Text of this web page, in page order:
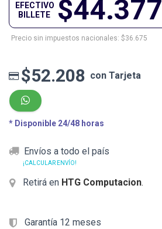
$44.377
EFECTIVO
BILLETE
Precio sin impuestos nacionales: $36.675
$52.208 con Tarjeta
* Disponible 24/48 horas
Envíos a todo el país
¡CALCULAR ENVÍO!
Retirá en HTG Computacion.
Garantía 12 meses